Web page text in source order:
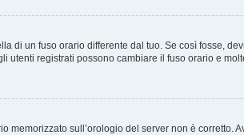
di un fuso orario differente dal tuo. Se così fosse,
utenti registrati possono cambiare il fuso orario e
memorizzato sull’orologio del server non è corretto.